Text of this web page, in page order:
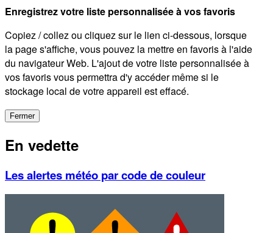
Enregistrez votre liste personnalisée à vos favoris
Copiez / collez ou cliquez sur le lien ci-dessous, lorsque
la page s'affiche, vous pouvez la mettre en favoris à l'aide
du navigateur Web. L'ajout de votre liste personnalisée à
vos favoris vous permettra d'y accéder même si le
stockage local de votre appareil est effacé.
Fermer
En vedette
Les alertes météo par code de couleur